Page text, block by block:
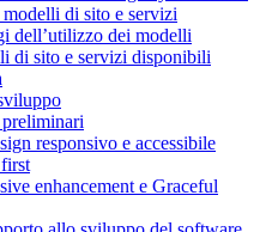
di sito e servizi
dell’utilizzo dei modelli
di sito e servizi disponibili
responsivo e accessibile
enhancement e Graceful